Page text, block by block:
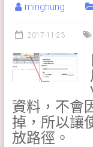
minghung
2017-11-23
資料，不會
掉，所以讓
放路徑。